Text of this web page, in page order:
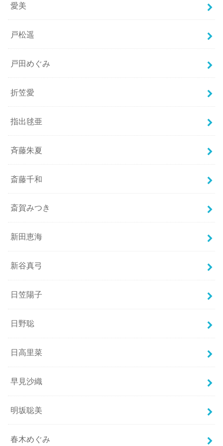
愛美
戸松遥
戸田めぐみ
折笠愛
指出毬亜
斉藤朱夏
斎藤千和
斎賀みつき
新田恵海
新谷真弓
日笠陽子
日野聡
日高里菜
早見沙織
明坂聡美
春木めぐみ